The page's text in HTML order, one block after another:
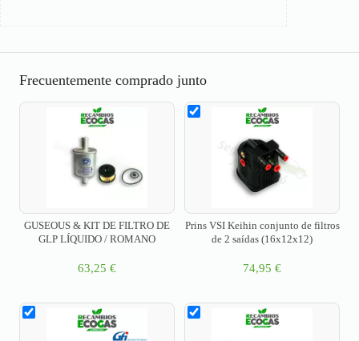
Frecuentemente comprado junto
GUSEOUS & KIT DE FILTRO DE
GLP LÍQUIDO / ROMANO
63,25 €
Prins VSI Keihin conjunto de filtros
de 2 saídas (16x12x12)
74,95 €